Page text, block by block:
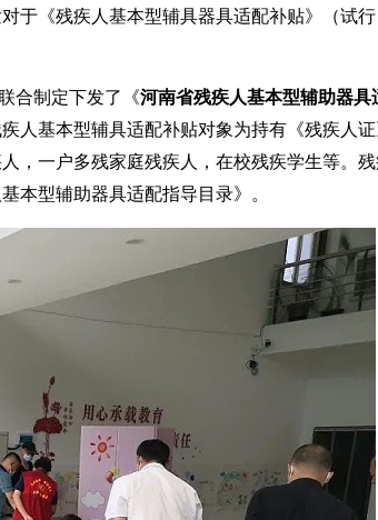
于《残疾人基本型辅具器具适配补贴》（试
合制定下发了《河南省残疾人基本型辅助器具
人基本型辅具适配补贴对象为持有《残疾人证
，一户多残家庭残疾人，在校残疾学生等。
本型辅助器具适配指导目录》。